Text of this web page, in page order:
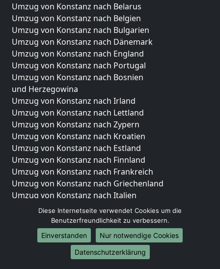
Umzug von Konstanz nach Belarus
Umzug von Konstanz nach Belgien
Umzug von Konstanz nach Bulgarien
Umzug von Konstanz nach Dänemark
Umzug von Konstanz nach England
Umzug von Konstanz nach Portugal
Umzug von Konstanz nach Bosnien
und Herzegowina
Umzug von Konstanz nach Irland
Umzug von Konstanz nach Lettland
Umzug von Konstanz nach Zypern
Umzug von Konstanz nach Kroatien
Umzug von Konstanz nach Estland
Umzug von Konstanz nach Finnland
Umzug von Konstanz nach Frankreich
Umzug von Konstanz nach Griechenland
Umzug von Konstanz nach Italien
Umzug von Konstanz nach Liechtenstein
Umzug von Konstanz nach Luxemburg
Umzug von Konstanz nach Niederlande
Umzug von Konstanz nach Norwegen
Umzüge-Deutschlandweit
Diese Internetseite verwendet Cookies um die
Benutzerfreundlichkeit zu verbessern.
Einverstanden
Nur notwendige Cookies
Datenschutzerklärung